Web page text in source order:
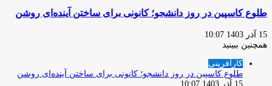
طلوع کاسپین در روز دانشجو؛ کانونی برای ساختن آینده‌ای روشن
15 آذر 1403 10:07
همچنین ببینید
کارآفرینی
طلوع کاسپین در روز دانشجو؛ کانونی برای ساختن آینده‌ای روشن
15 آذر 1403 10:07